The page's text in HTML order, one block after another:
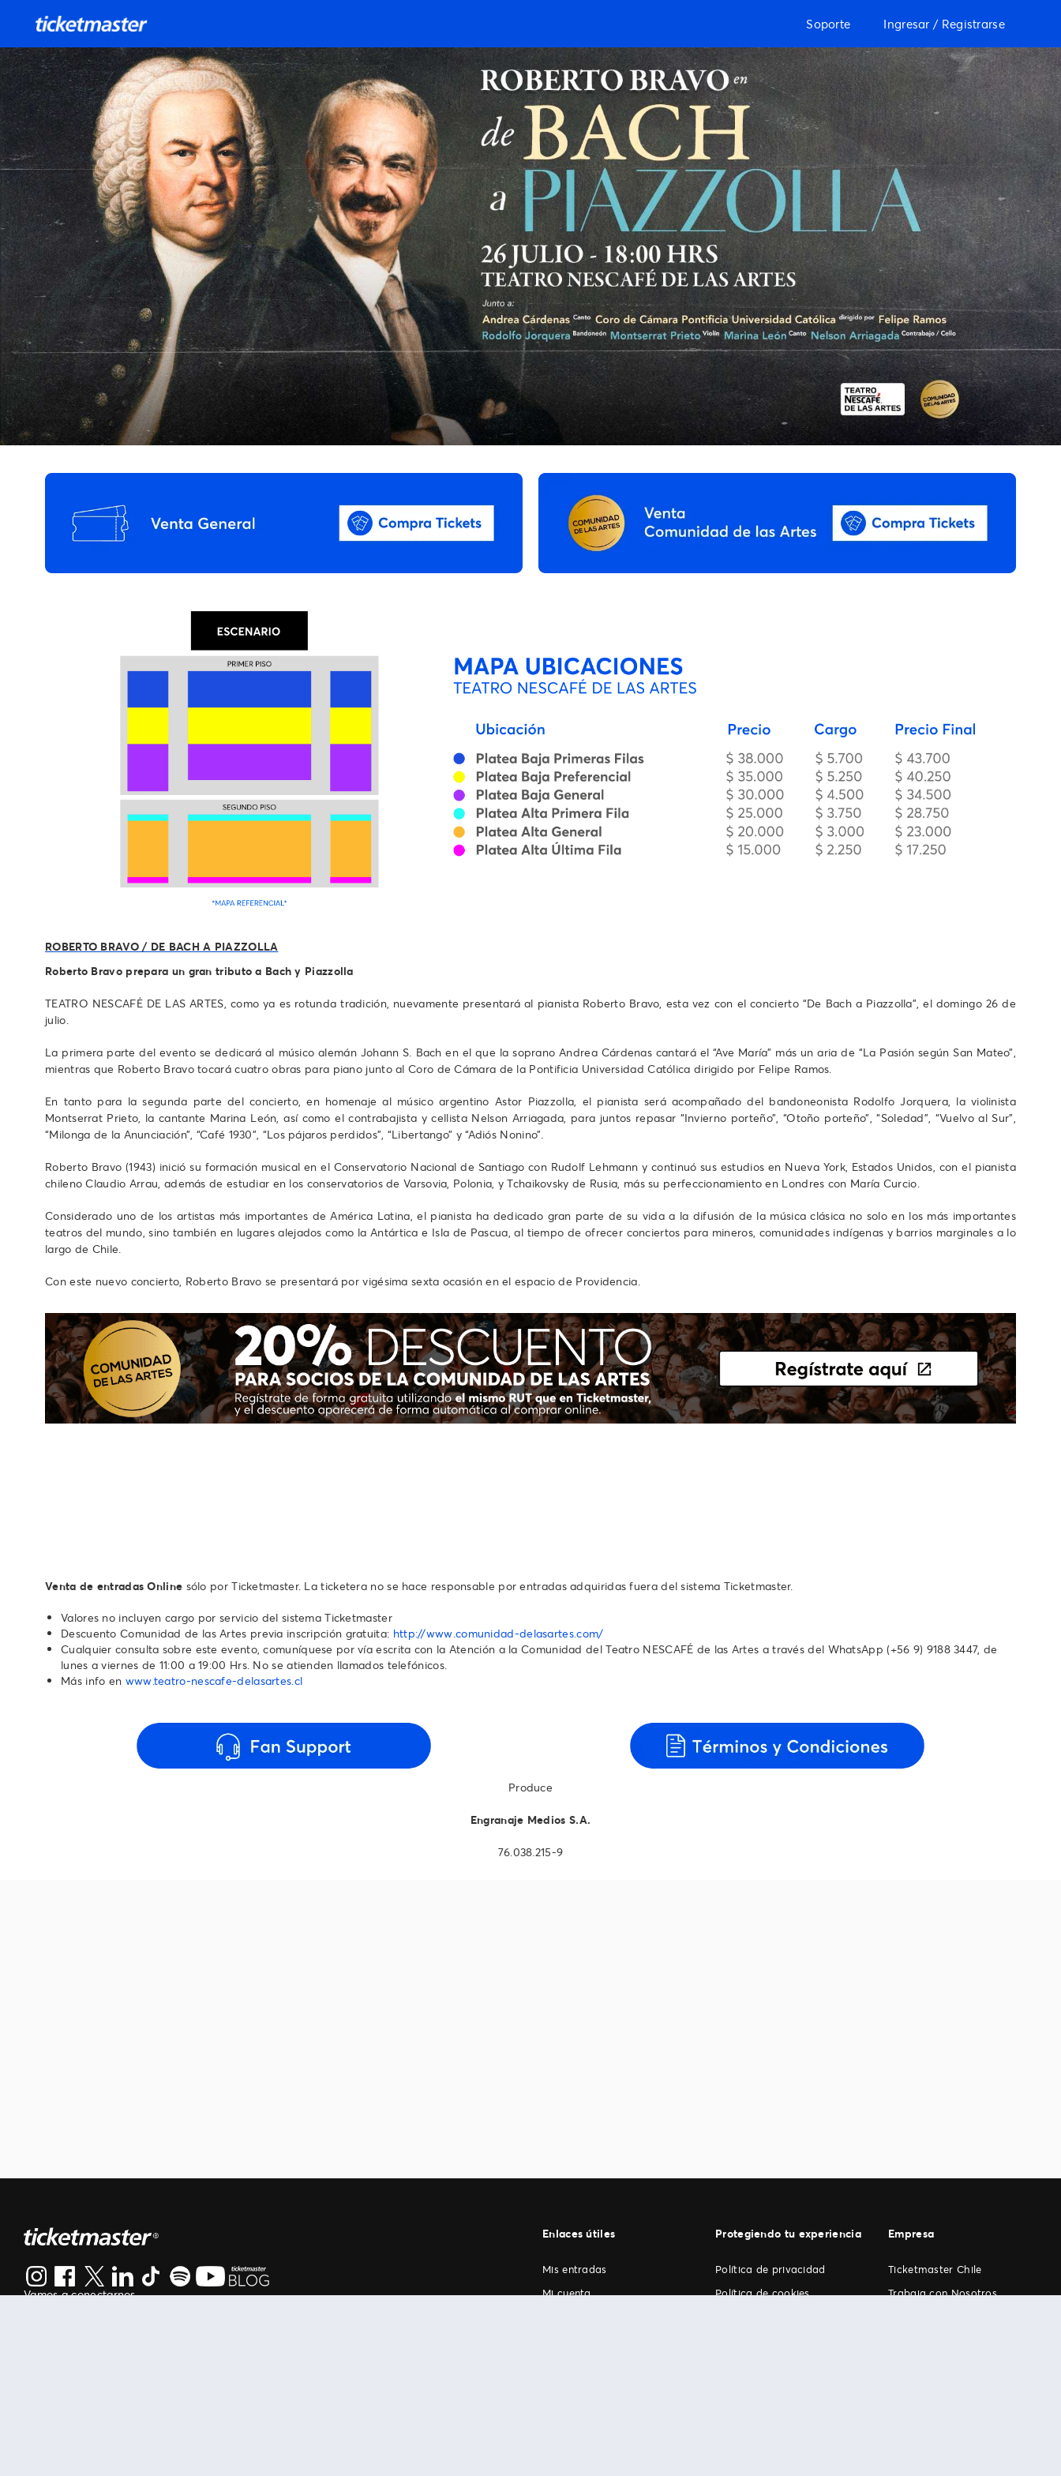
Soporte Ingresar / Registrarse
ROBERTO BRAVO / DE BACH A PIAZZOLLA
Roberto Bravo prepara un gran tributo a Bach y Piazzolla
TEATRO NESCAFÉ DE LAS ARTES, como ya es rotunda tradición, nuevamente presentará al pianista Roberto Bravo, esta vez con el concierto “De Bach a Piazzolla”, el domingo 26 de
julio.
La primera parte del evento se dedicará al músico alemán Johann S. Bach en el que la soprano Andrea Cárdenas cantará el “Ave María” más un aria de “La Pasión según San Mateo”,
mientras que Roberto Bravo tocará cuatro obras para piano junto al Coro de Cámara de la Pontificia Universidad Católica dirigido por Felipe Ramos.
En tanto para la segunda parte del concierto, en homenaje al músico argentino Astor Piazzolla, el pianista será acompañado del bandoneonista Rodolfo Jorquera, la violinista
Montserrat Prieto, la cantante Marina León, así como el contrabajista y cellista Nelson Arriagada, para juntos repasar “Invierno porteño”, “Otoño porteño”, “Soledad”, “Vuelvo al Sur”,
“Milonga de la Anunciación”, “Café 1930”, “Los pájaros perdidos”, “Libertango” y “Adiós Nonino”.
Roberto Bravo (1943) inició su formación musical en el Conservatorio Nacional de Santiago con Rudolf Lehmann y continuó sus estudios en Nueva York, Estados Unidos, con el pianista
chileno Claudio Arrau, además de estudiar en los conservatorios de Varsovia, Polonia, y Tchaikovsky de Rusia, más su perfeccionamiento en Londres con María Curcio.
Considerado uno de los artistas más importantes de América Latina, el pianista ha dedicado gran parte de su vida a la difusión de la música clásica no solo en los más importantes
teatros del mundo, sino también en lugares alejados como la Antártica e Isla de Pascua, al tiempo de ofrecer conciertos para mineros, comunidades indígenas y barrios marginales a lo
largo de Chile.
Con este nuevo concierto, Roberto Bravo se presentará por vigésima sexta ocasión en el espacio de Providencia.
Venta de entradas Online sólo por Ticketmaster. La ticketera no se hace responsable por entradas adquiridas fuera del sistema Ticketmaster.
Valores no incluyen cargo por servicio del sistema Ticketmaster
Descuento Comunidad de las Artes previa inscripción gratuita: http://www.comunidad-delasartes.com/
Cualquier consulta sobre este evento, comuníquese por vía escrita con la Atención a la Comunidad del Teatro NESCAFÉ de las Artes a través del WhatsApp ‪(+56 9) 9188 3447‬, de
lunes a viernes de 11:00 a 19:00 Hrs. No se atienden llamados telefónicos.‬‬‬‬‬‬
Más info en www.teatro-nescafe-delasartes.cl
Produce
Engranaje Medios S.A.
76.038.215-9
Vamos a conectarnos
Enlaces útiles
Mis entradas
Mi cuenta
Protegiendo tu experiencia
Política de privacidad
Política de cookies
Empresa
Ticketmaster Chile
Trabaja con Nosotros